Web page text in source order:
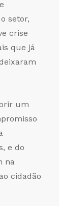
setor,
crise
que já
um
e do
na
cidadão